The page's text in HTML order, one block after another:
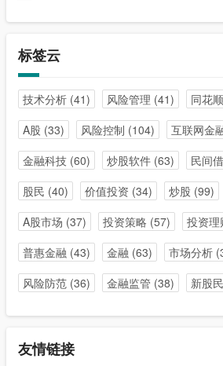
标签云
技术分析(41) 风险管理 (41) 同花顺
A股 (33) 风险控制 (104) 互联网金
金融科技(60) 炒股软件(63) 民间
股民 (40) 价值投资 (34) 炒股 (99)
A股市场 (37) 投资策略 (57) 投资理
普惠金融 (43) 金融 (63) 市场分析
风险防范(36) 金融监管 (38) 新股民
友情链接